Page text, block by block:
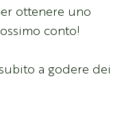
ottenere uno
conto!
a godere dei